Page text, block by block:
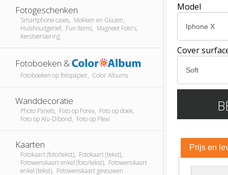
Fotogeschenken
Smartphone cases, Mokken en Glazen,
Huishoudgerief, Fun Items, Magneet Foto's,
Kerstversiering
Fotoboeken &
Fotoboeken op fotopapier, Color Albums
Wanddecoratie
Photo Panels, Foto op Forex, Foto op doek,
Foto op Alu-Dibond, Foto op Plexi
Kaarten
Fotokaart (foto/tekst), Fotokaart (tekst),
Fotowenskaart enkel (foto/tekst), Fotowenskaart
enkel (tekst), Fotowenskaart gevouwen
Model
Cover
Prijs en